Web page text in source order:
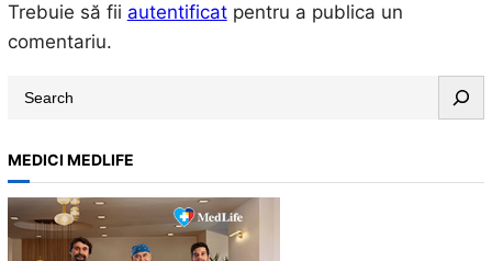
Trebuie să fii autentificatpentru a publica un
comentariu.
a
r
c
h
MEDICI MEDLIFE